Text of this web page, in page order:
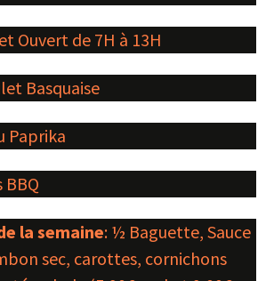
Ouvert de 7H à 13H
Basquaise
Paprika
BBQ
la semaine: ½ Baguette, Sauce
sec, carottes, cornichons